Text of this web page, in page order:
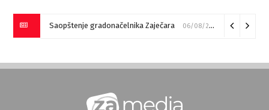
Saopštenje gradonačelnika Zaječara 06/08/2026